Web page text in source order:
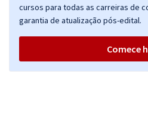
cursos para todas as carreiras de
garantia de atualização pós-edital.
Comece